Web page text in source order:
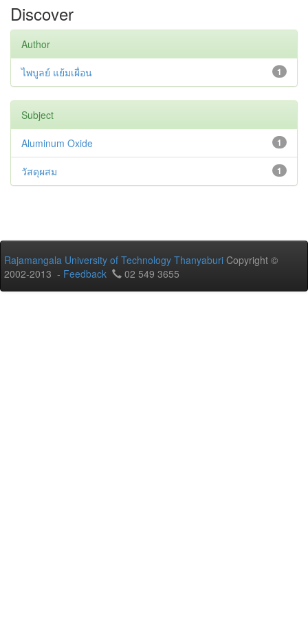
Discover
Author
1
ไพบูลย์ แย้มเผื่อน
Subject
1
Aluminum Oxide
1
วัสดุผสม
Rajamangala University of Technology Thanyaburi Copyright ©
2002-2013 - Feedback 02 549 3655